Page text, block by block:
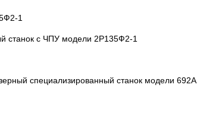
1
станок с ЧПУ модели 2Р135Ф2-1
специализированный станок модели 692А.